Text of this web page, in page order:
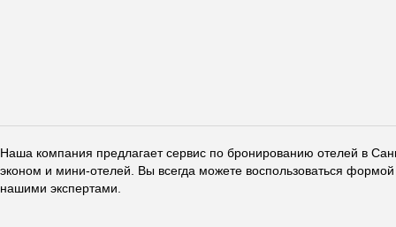
Наша компания предлагает сервис по бронированию отелей в
эконом и мини-отелей. Вы всегда можете воспользоваться
нашими экспертами.